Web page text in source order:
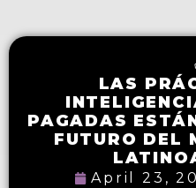
LAS
PAGADAS
FUTURO DEL
April 23,